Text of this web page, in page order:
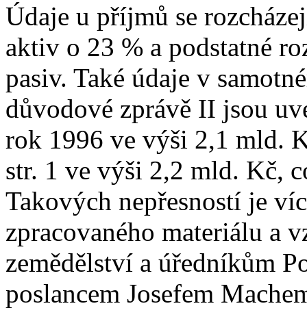
Údaje u příjmů se
aktiv o 23 % a podstatné
pasiv. Také údaje v
důvodové zprávě II jsou
rok 1996 ve výši 2,1 mld.
str. 1 ve výši 2,2 mld. Kč,
Takových nepřesností je
zpracovaného materiálu a
zemědělství a úředníkům
poslancem Josefem